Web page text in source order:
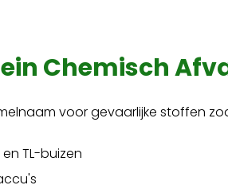
Chemisch
voor gevaarlijke stoffen
TL-buizen